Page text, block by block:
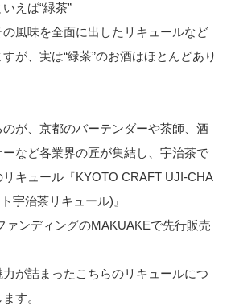
えば“緑茶”
風味を全面に出したリキュールなど
が、実は“緑茶”のお酒はほとんどあり
が、京都のバーテンダーや茶師、酒
など各業界の匠が集結し、宇治茶で
キュール『KYOTO CRAFT UJI-CHA
宇治茶リキュール)』
ァンディングのMAKUAKEで先行販売
が詰まったこちらのリキュールにつ
す。